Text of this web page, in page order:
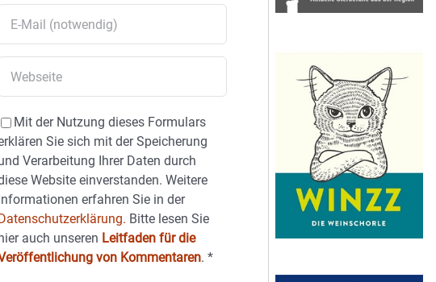
Mit der Nutzung dieses Formulars
Sie sich mit der Speicherung
Verarbeitung Ihrer Daten durch
Website einverstanden. Weitere
erfahren Sie in der
Bitte lesen Sie
auch unseren Leitfaden für die
von Kommentaren.*